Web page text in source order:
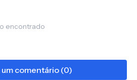
encontrado
um comentário (0)